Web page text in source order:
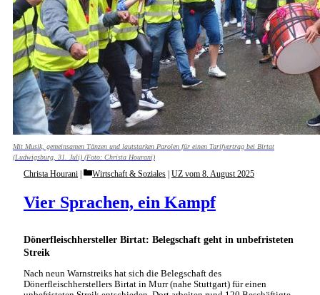
Mit Musik, gemeinsamen Tänzen und lautstarken Parolen für einen Tarifvertrag bei Birtat
(Ludwigsburg, 31. Juli) (Foto: Christa Hourani)
Dönerfleischhersteller Birtat: Belegschaft geht in unbefristeten
Streik
Vier Sprachen, ein Kampf
Christa Hourani Categories
Wirtschaft & Soziales | UZ vom 8. August 2025
Nach neun Warnstreiks hat sich die Belegschaft des
Dönerfleischherstellers Birtat in Murr (nahe Stuttgart) für einen